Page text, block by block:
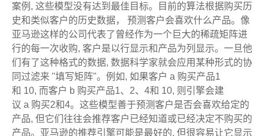
案例, 这些模型没有达到最佳目标。目前的算法根据购买历
史和类似客户的历史数据， 预测客户会喜欢什么产品。像
亚马逊这样的公司代表了曾经作为一个巨大的稀疏矩阵进
行的每一次收购, 客户是以行显示和产品为列显示。一旦他
们有了这种格式的数据, 数据科学家就会应用某种形式的协
同过滤来 "填写矩阵"。例如, 如果客户 a 购买产品1
和 10, 而客户 b 购买产品1、2、4和 10, 则引擎会建
议 a 购买2和4。这些模型善于预测客户是否会喜欢给定的
产品, 但它们往往会推荐客户已经知道或已经决定不购买的
产品。亚马逊的推荐引擎可能是最好的, 但很容易让它显示